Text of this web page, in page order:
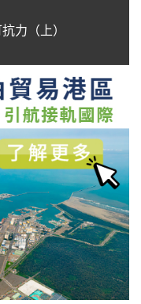
力（上）